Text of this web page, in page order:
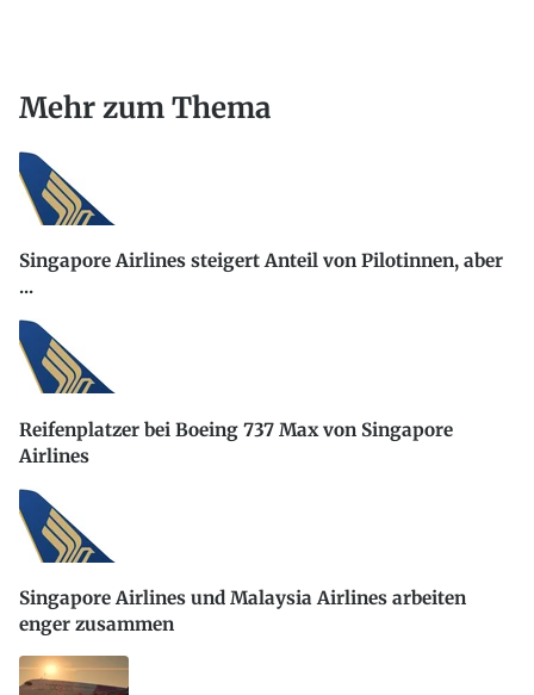
Mehr zum Thema
Singapore Airlines steigert Anteil von Pilotinnen, aber
...
Reifenplatzer bei Boeing 737 Max von Singapore
Airlines
Singapore Airlines und Malaysia Airlines arbeiten
enger zusammen